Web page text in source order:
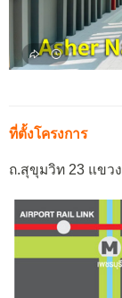
ที่ตั้งโครงการ
ถ.สุขุมวิท 23 แขว